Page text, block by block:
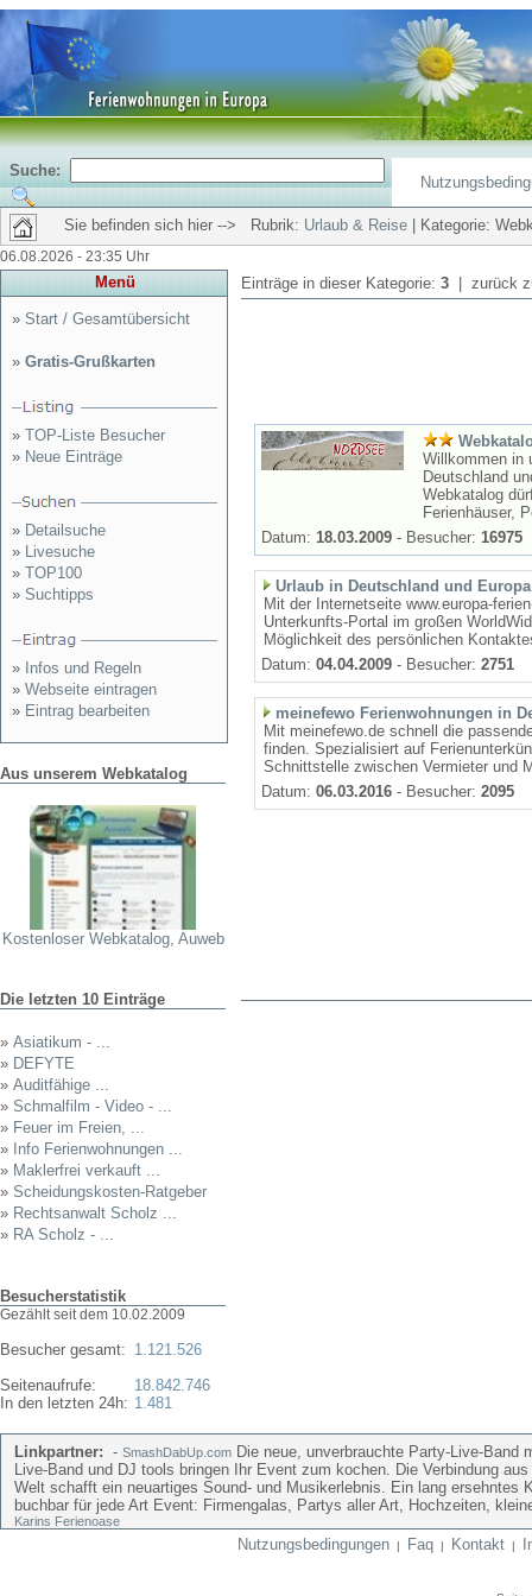
Suche:
Sie befinden sich hier --> Rubrik: Urlaub & Reise | Kategorie:
06.08.2026 - 23:35 Uhr
Menü
» Start / Gesamtübersicht
» Gratis-Grußkarten
» TOP-Liste Besucher
» Neue Einträge
» Detailsuche
» Livesuche
» TOP100
» Suchtipps
» Infos und Regeln
» Webseite eintragen
» Eintrag bearbeiten
Aus unserem Webkatalog
Kostenloser Webkatalog, Auweb
Die letzten 10 Einträge
» Asiatikum - ...
» DEFYTE
» Auditfähige ...
» Schmalfilm - Video - ...
» Feuer im Freien, ...
» Info Ferienwohnungen ...
» Maklerfrei verkauft ...
» Scheidungskosten-Ratgeber
» Rechtsanwalt Scholz ...
» RA Scholz - ...
Besucherstatistik
Gezählt seit dem 10.02.2009
Besucher gesamt:
Seitenaufrufe:
In den letzten 24h:
1.121.526
18.842.746
1.481
Einträge in dieser Kategorie: 3 | zurück
Willkommen in
Deutschland
Webkatalog
Ferienhäuser,
Datum: 18.03.2009 - Besucher: 16975
Urlaub in Deutschland und Europa
Mit der Internetseite www.europa-
Unterkunfts-Portal im großen
Möglichkeit des persönlichen
Datum: 04.04.2009 - Besucher: 2751
meinefewo Ferienwohnungen in
Mit meinefewo.de schnell die
finden. Spezialisiert auf
Schnittstelle zwischen Vermieter und
Datum: 06.03.2016 - Besucher: 2095
Linkpartner: - SmashDabUp.com Die neue, unverbrauchte Party-Live-Band
Live-Band und DJ tools bringen Ihr Event zum kochen. Die Verbindung
Welt schafft ein neuartiges Sound- und Musikerlebnis. Ein lang
buchbar für jede Art Event: Firmengalas, Partys aller Art, Hochzeiten,
Karins Ferienoase
Nutzungsbedingungen | Faq | Kontakt |